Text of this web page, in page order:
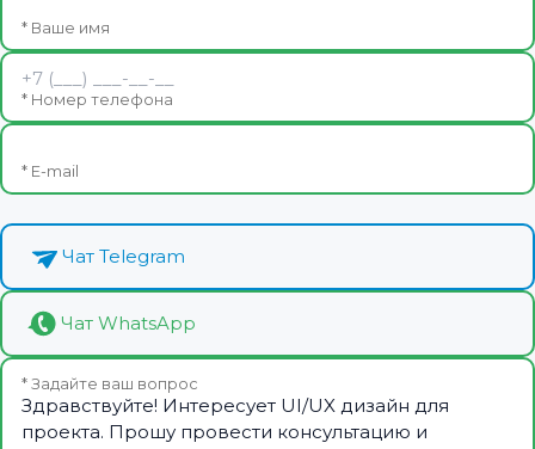
* Ваше имя
* Номер телефона
* E-mail
Чат Telegram
Чат WhatsApp
* Задайте ваш вопрос